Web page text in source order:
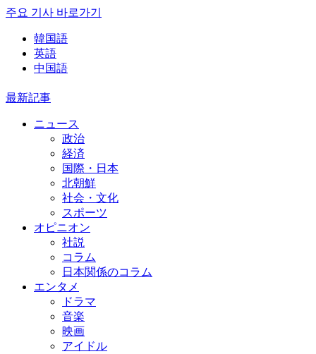
주요 기사 바로가기
韓国語
英語
中国語
最新記事
ニュース
政治
経済
国際・日本
北朝鮮
社会・文化
スポーツ
オピニオン
社説
コラム
日本関係のコラム
エンタメ
ドラマ
音楽
映画
アイドル